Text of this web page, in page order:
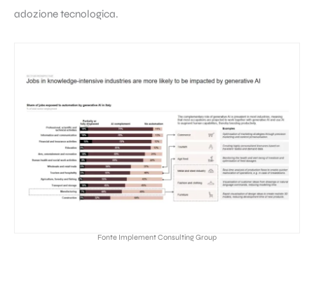
adozione tecnologica.
Fonte Implement Consulting Group